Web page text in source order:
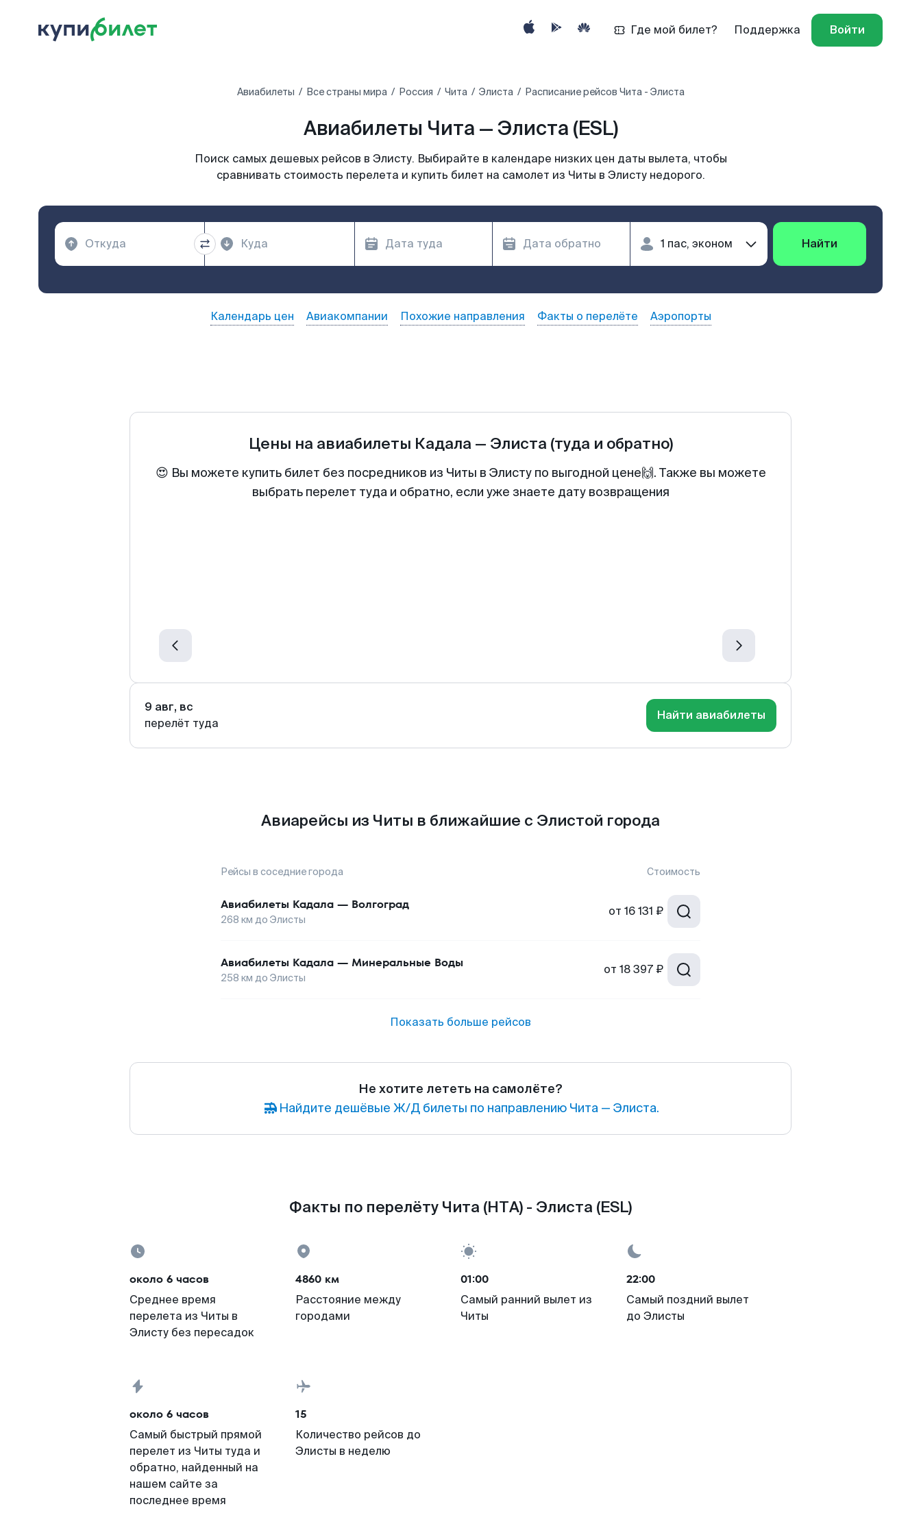
Где мой билет? Поддержка Войти
Авиабилеты Все страны мира Россия Чита Элиста Расписание рейсов Чита - Элиста
Авиабилеты Чита — Элиста (ESL)
Поиск самых дешевых рейсов в Элисту. Выбирайте в календаре низких цен даты вылета, чтобы
сравнивать стоимость перелета и купить билет на самолет из Читы в Элисту недорого.
Найти
Календарь цен Авиакомпании Похожие направления Факты о перелёте Аэропорты
Цены на авиабилеты Кадала — Элиста (туда и обратно)
😍 Вы можете купить билет без посредников из Читы в Элисту по выгодной цене🙌. Также вы можете
выбрать перелет туда и обратно, если уже знаете дату возвращения
9 авг, вс
перелёт туда
Найти авиабилеты
Авиарейсы из Читы в ближайшие с Элистой города
Рейсы в соседние города Стоимость
Авиабилеты Кадала — Волгоград
268 км до Элисты
от 16 131 ₽
Авиабилеты Кадала — Минеральные Воды
258 км до Элисты
от 18 397 ₽
Показать больше рейсов
Не хотите лететь на самолёте?
Найдите дешёвые Ж/Д билеты по направлению Чита — Элиста.
Факты по перелёту Чита (HTA) - Элиста (ESL)
около 6 часов
Среднее время
перелета из Читы в
Элисту без пересадок
4860 км
Расстояние между
городами
01:00
Самый ранний вылет из
Читы
22:00
Самый поздний вылет
до Элисты
около 6 часов
Самый быстрый прямой
перелет из Читы туда и
обратно, найденный на
нашем сайте за
последнее время
15
Количество рейсов до
Элисты в неделю